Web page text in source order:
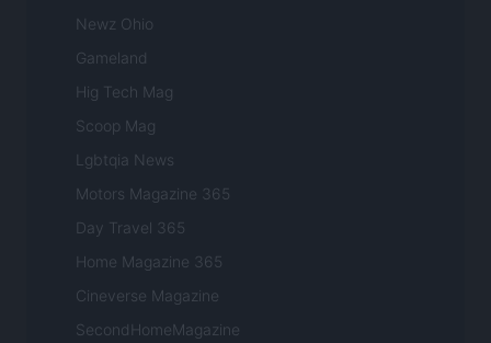
Newz Ohio
Gameland
Hig Tech Mag
Scoop Mag
Lgbtqia News
Motors Magazine 365
Day Travel 365
Home Magazine 365
Cineverse Magazine
SecondHomeMagazine